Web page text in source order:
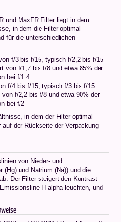
und MaxFR Filter liegt in dem
in dem die Filter optimal
für die unterschiedlichen
f/3 bis f/15, typisch f/2,2 bis f/15
von f/1,7 bis f/8 und etwa 85% der
bei f/1.4
f/4 bis f/15, typisch f/3 bis f/15
von f/2,2 bis f/8 und etwa 90% der
bei f/2
in dem der Filter optimal
der Rückseite der Verpackung
von Nieder- und
(Hg) und Natrium (Na)) und die
Der Filter steigert den Kontrast
H-alpha leuchten, und